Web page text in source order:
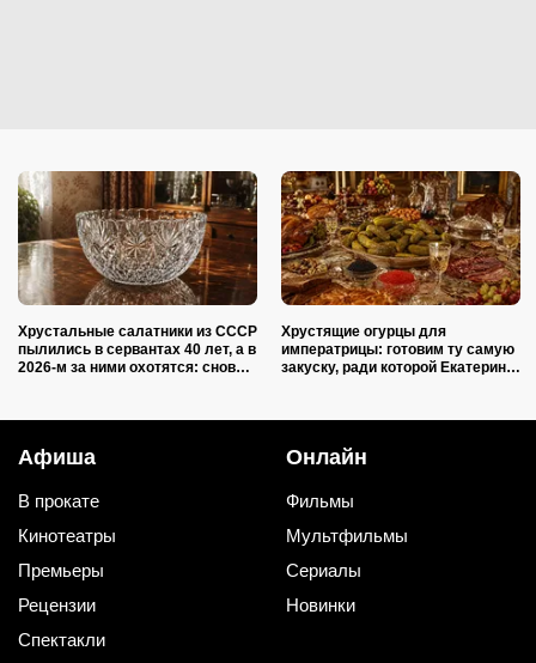
Хрустальные салатники из СССР
пылились в сервантах 40 лет, а в
2026-м за ними охотятся: снова в
Хрустящие огурцы для
императрицы: готовим ту самую
закуску, ради которой Екатерина
Афиша
В прокате
Кинотеатры
Премьеры
Рецензии
Спектакли
Онлайн
Фильмы
Мультфильмы
Сериалы
Новинки